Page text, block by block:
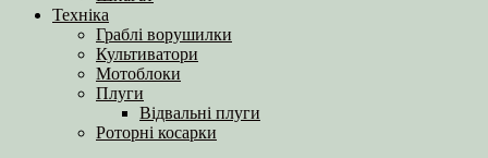
Техніка
Граблі ворушилки
Культиватори
Мотоблоки
Плуги
Відвальні плуги
Роторні косарки